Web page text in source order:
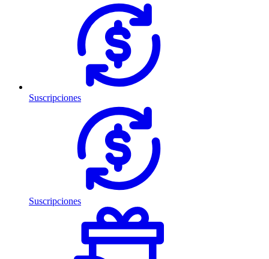
Suscripciones
Suscripciones